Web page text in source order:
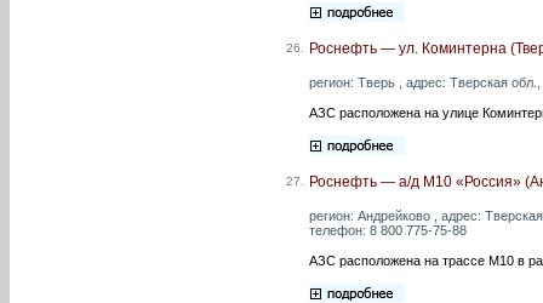
26. Роснефть — ул. Коминтерна
регион: Тверь , адрес: Тверская
АЗС расположена на улице
27. Роснефть — а/д М10 «Россия»
регион: Андрейково , адрес:
телефон: 8 800 775-75-88
АЗС расположена на трассе М10 в